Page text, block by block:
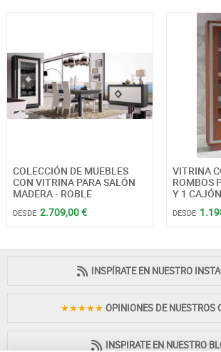
COLECCIÓN DE MUEBLES
CON VITRINA PARA SALÓN
MADERA - ROBLE
DESDE 2.709,00 €
VITRINA
ROMBOS
Y 1
DESDE
INSPÍRATE EN NUESTRO
★★★★★ OPINIONES DE NUESTROS
INSPIRATE EN NUESTRO